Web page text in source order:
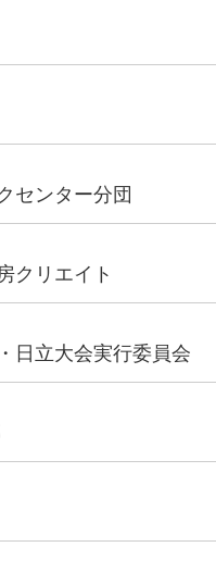
センター分団
クリエイト
日立大会実行委員会